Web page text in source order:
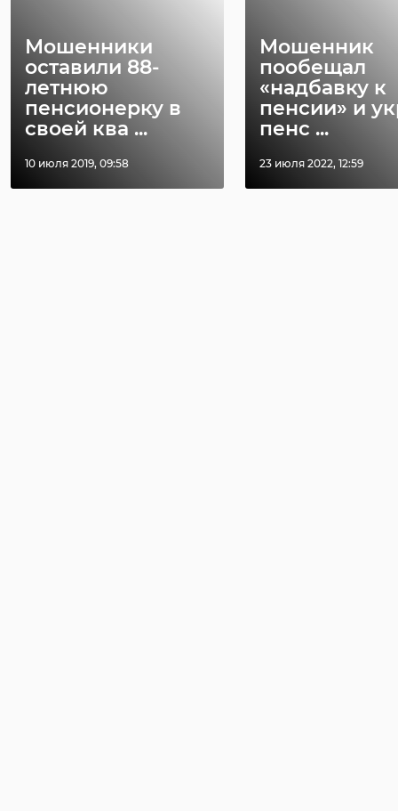
Мошенники
оставили 88-
летнюю
пенсионерку в
своей ква ...
10 июля 2019, 09:58
Мошенник
пообещал
«надбавку к
пенсии» и
пенс ...
23 июля 2022, 12:59